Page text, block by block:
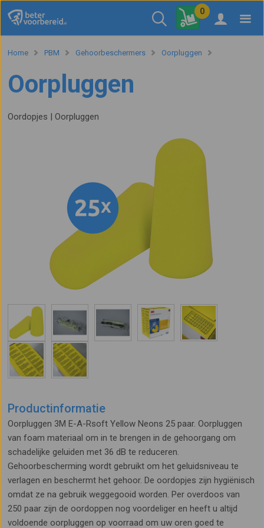
0
Home PBM Gehoorbeschermers Oorpluggen
Oorpluggen
Oordopjes | Oorpluggen
Productinformatie
Oorpluggen 3M E-A-Rsoft Yellow Neons 25 paar. Oorpluggen
van foam materiaal om in te brengen in de gehoorgang om
schadelijke geluiden met 36 dB te reduceren.
Gehoorbescherming wordt gebruikt om het geluidsniveau te
verlagen en beschermt het gehoor. De oordopjes zijn hygiënisch
omdat ze na gebruik weggegooid worden. Per overdoos van
250 paar zijn de oordoppen nog voordeliger en heeft u altijd
voldoende oorpluggen op voorraad om uw oren goed te